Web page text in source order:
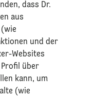
dass Dr.
aus
und der
Websites
über
kann, um
(wie